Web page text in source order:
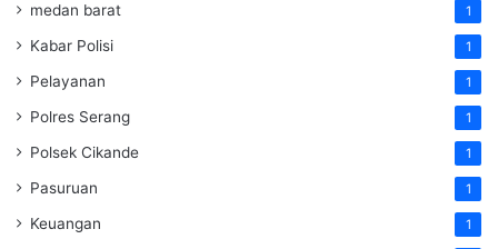
medan barat 1
Kabar Polisi 1
Pelayanan 1
Polres Serang 1
Polsek Cikande 1
Pasuruan 1
Keuangan 1